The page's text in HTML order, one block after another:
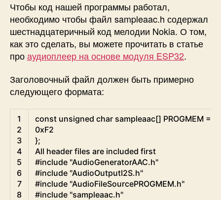
Чтобы код нашей программы работал,
необходимо чтобы файл sampleaac.h содержал
шестнадцатеричный код мелодии Nokia. О том,
как это сделать, вы можете прочитать в статье
проаудиоплеер на основе модуля ESP32.
Заголовочный файл должен быть примерно
следующего формата:
Arduino
1
2
3
4
5
6
7
8
const unsigned char sampleaac[] PROGMEM =
0xF2
};
All header files are included first
#include "AudioGeneratorAAC.h"
#include "AudioOutputI2S.h"
#include "AudioFileSourcePROGMEM.h"
#include "sampleaac.h"